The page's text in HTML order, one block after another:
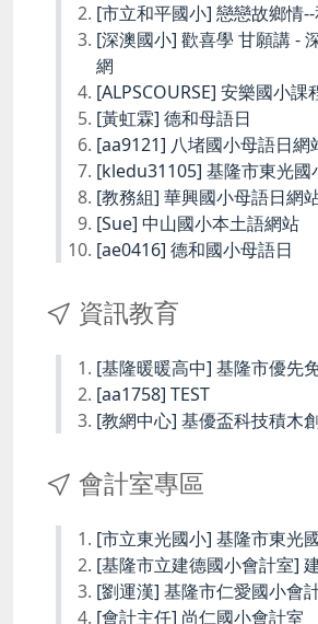
[市立和平國小] 戀戀故鄉情
[深澳國小] 歡喜學 甘願講 -
網
[ALPSCOURSE] 安樂國小課
[黃虹霖] 德和母語日
[aa9121] 八堵國小母語日網
[kledu31105] 基隆市東光國
[教務組] 華興國小母語日網
[Sue] 中山國小本土語網站
[ae0416] 德和國小母語日
資訊教育
[基隆暖暖高中] 基隆市優先
[aa1758] TEST
[教網中心] 基優盃科技積木
會計室專區
[市立東光國小] 基隆市東光
[基隆市立建德國小會計室]
[劉運漢] 基隆市仁愛國小會
[會計主任] 尚仁國小會計室